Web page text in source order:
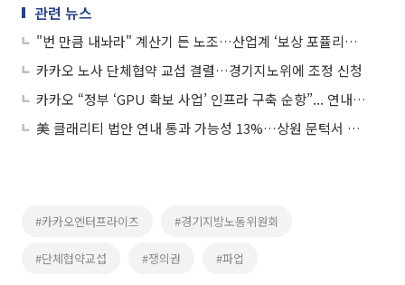
관련 뉴스
"번 만큼 내놔라" 계산기 든 노조…산업계 ‘보상 포퓰리즘’ 비상
카카오 노사 단체협약 교섭 결렬…경기지노위에 조정 신청
카카오 “정부 ‘GPU 확보 사업’ 인프라 구축 순항”... 연내 목표 초과 달성
美 클래리티 법안 연내 통과 가능성 13%…상원 문턱서 제동
#카카오엔터프라이즈 #경기지방노동위원회
#단체협약교섭 #쟁의권 #파업